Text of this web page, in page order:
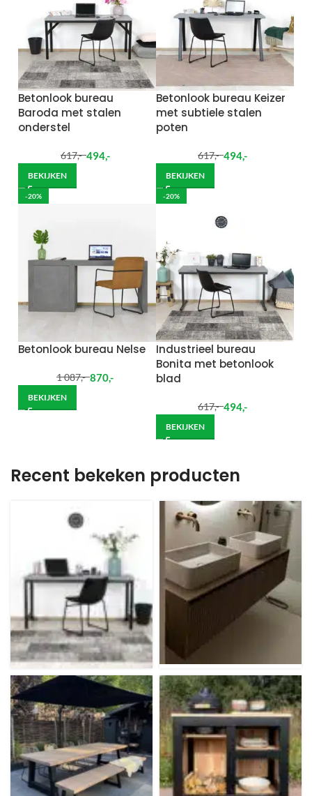
Betonlook bureau
Baroda met stalen
onderstel
617,- 494,-
BEKIJKEN
Betonlook bureau Keizer
met subtiele stalen
poten
617,- 494,-
BEKIJKEN
-20%
Betonlook bureau Nelse
1 087,- 870,-
BEKIJKEN
-20%
Industrieel bureau
Bonita met betonlook
blad
617,- 494,-
BEKIJKEN
Recent bekeken producten